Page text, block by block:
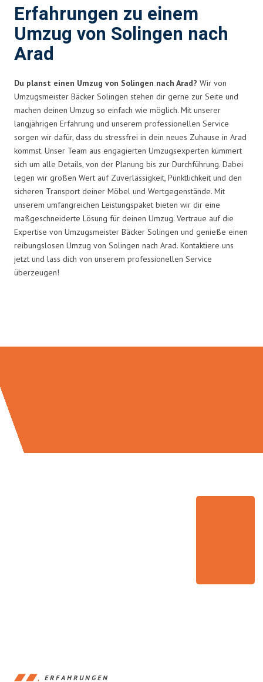
Erfahrungen zu einem
Umzug von Solingen nach
Arad
Du planst einen Umzug von Solingen nach Arad? Wir von
Umzugsmeister Bäcker Solingen stehen dir gerne zur Seite und
machen deinen Umzug so einfach wie möglich. Mit unserer
langjährigen Erfahrung und unserem professionellen Service
sorgen wir dafür, dass du stressfrei in dein neues Zuhause in Arad
kommst. Unser Team aus engagierten Umzugsexperten kümmert
sich um alle Details, von der Planung bis zur Durchführung. Dabei
legen wir großen Wert auf Zuverlässigkeit, Pünktlichkeit und den
sicheren Transport deiner Möbel und Wertgegenstände. Mit
unserem umfangreichen Leistungspaket bieten wir dir eine
maßgeschneiderte Lösung für deinen Umzug. Vertraue auf die
Expertise von Umzugsmeister Bäcker Solingen und genieße einen
reibungslosen Umzug von Solingen nach Arad. Kontaktiere uns
jetzt und lass dich von unserem professionellen Service
überzeugen!
ERFAHRUNGEN